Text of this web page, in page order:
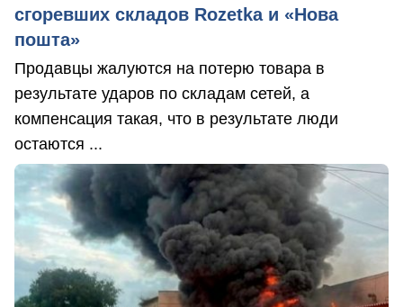
сгоревших складов Rozetka и «Нова
пошта»
Продавцы жалуются на потерю товара в
результате ударов по складам сетей, а
компенсация такая, что в результате люди
остаются ...